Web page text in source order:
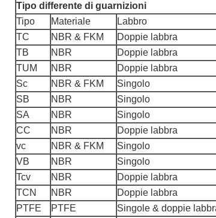
Tipo differente di guarnizioni
Tipo
Materiale Labbro
TC
NBR & FKM Doppie labbra
TB
NBR Doppie labbra
TUM
NBR Doppie labbra
Sc
NBR & FKM Singolo
SB
NBR Singolo
SA
NBR Singolo
CC
NBR Doppie labbra
vc
NBR & FKM Singolo
VB
NBR Singolo
Tcv
NBR Doppie labbra
TCN
NBR Doppie labbra
PTFE
PTFE Singole & doppie